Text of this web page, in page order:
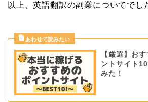
以上、英語翻訳の副業についてでし
【厳選】お
ントサイト
みた！